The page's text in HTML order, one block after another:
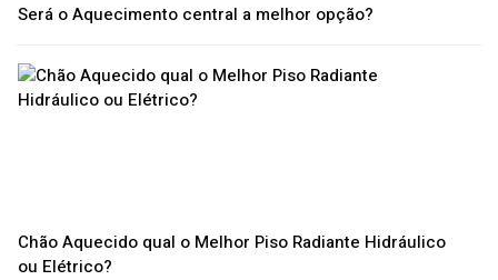
Será o Aquecimento central a melhor opção?
Chão Aquecido qual o Melhor Piso Radiante Hidráulico
ou Elétrico?